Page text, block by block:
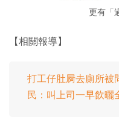
更有「
【相關報導】
打工仔肚屙去廁所被
民：叫上司一早飲曬